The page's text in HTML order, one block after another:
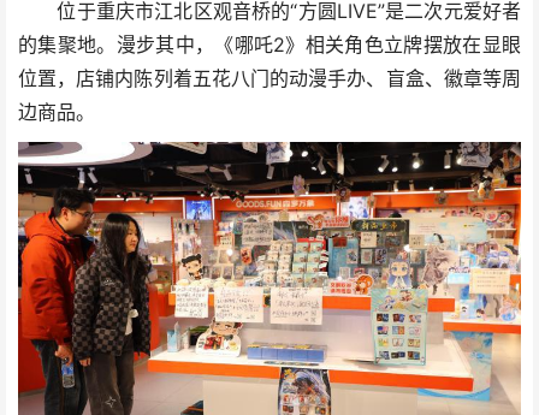
位于重庆市江北区观音桥的“方圆LIVE”是二次元爱好者
的集聚地。漫步其中，《哪吒2》相关角色立牌摆放在显眼
位置，店铺内陈列着五花八门的动漫手办、盲盒、徽章等周
边商品。